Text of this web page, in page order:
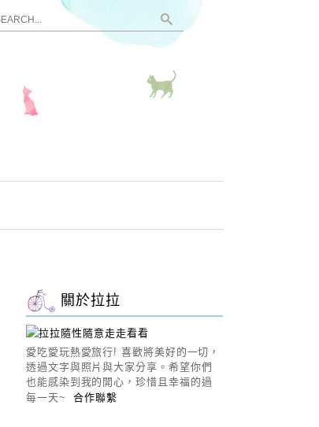
關於拉拉
愛吃愛玩熱愛旅行! 喜歡將美好的一切，
透過文字與照片與大家分享。希望你們
也能感染到我的開心，珍惜且幸福的過
每一天~合作聯繫